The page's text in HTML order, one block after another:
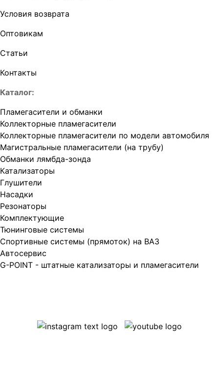
Условия возврата
Оптовикам
Статьи
Контакты
Каталог:
Пламегасители и обманки
Коллекторные пламегасители
Коллекторные пламегасители по модели автомобиля
Магистральные пламегасители (на трубу)
Обманки лямбда-зонда
Катализаторы
Глушители
Насадки
Резонаторы
Комплектующие
Тюнинговые системы
Спортивные системы (прямоток) на ВАЗ
Автосервис
G-POINT - штатные катализаторы и пламегасители